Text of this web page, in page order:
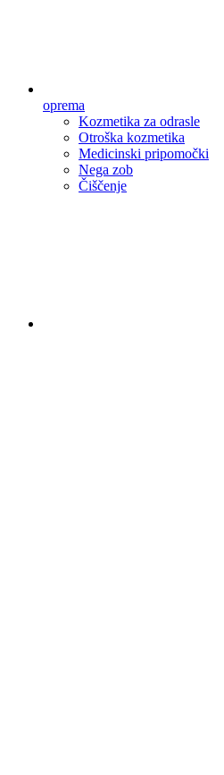
oprema
Kozmetika za odrasle
Otroška kozmetika
Medicinski pripomočki
Nega zob
Čiščenje